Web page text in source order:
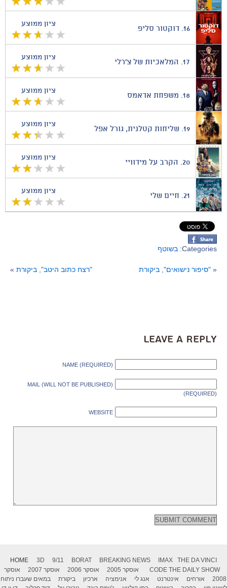
ציון ממוצע
16. דוקטור סליפ
ציון ממוצע
17. המלאכיות של צ'רלי
ציון ממוצע
18. משפחת אדאמס
ציון ממוצע
19. שליחות קטלנית, גורל אפל
ציון ממוצע
20. הקרב על מידוויי
ציון ממוצע
21. חיים שלי
Categories: בשוטף
« "סיפור נישואים", ביקורת "רצח כתוב היטב", ביקורת »
Leave a Reply
NAME (REQUIRED)
MAIL (WILL NOT BE PUBLISHED)
(REQUIRED)
WEBSITE
HOME 3D 9/11 BORAT BREAKING NEWS IMAX
THE DA VINCI
CODE THE DAILY SHOW אוסקר 2005 אוסקר 2006 אוסקר 2007
אוסקר
2008
אורחים אינטרנט אנג לי אנימציה ארכיון ביקורת
במאים שעברו ניתוח